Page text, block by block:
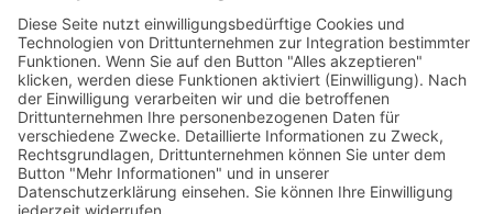
Welschnofen Südtirol/Italien
Tel. + Fax 0039 340 401
6259 ∎ info@geigerhof.it
